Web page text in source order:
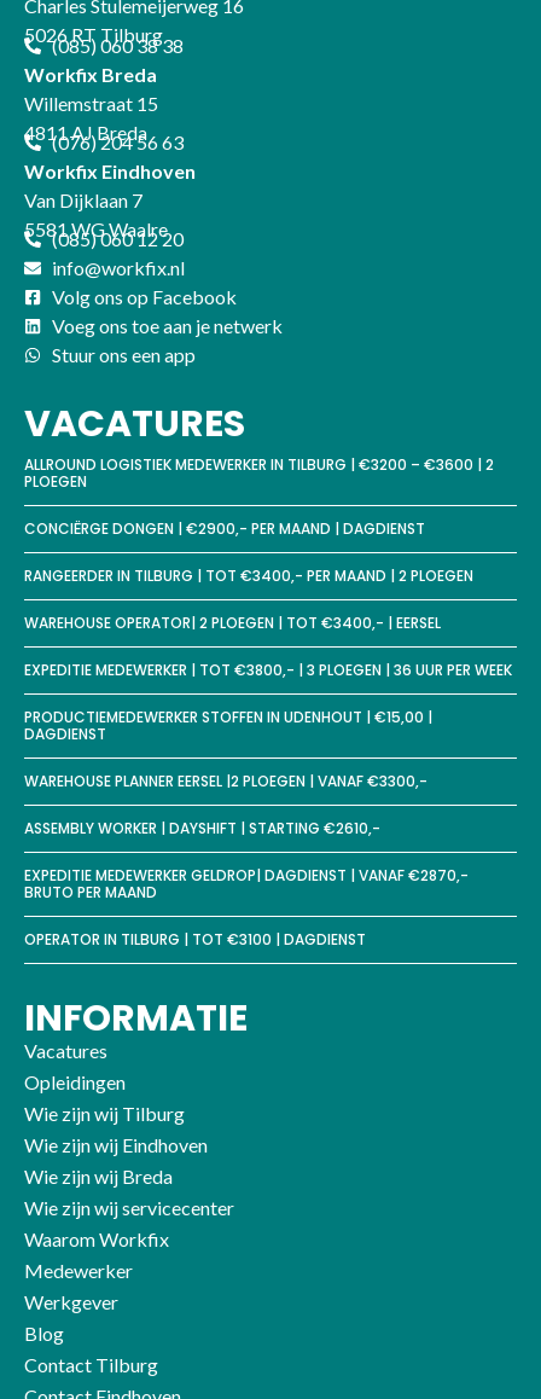
m
e
r
v
e
r
p
l
i
c
h
t
)
Charles Stulemeijerweg 16
5026 RT Tilburg
(085) 060 38 38
Workfix Breda
Willemstraat 15
4811 AJ Breda
(076) 204 56 63
Workfix Eindhoven
Van Dijklaan 7
5581 WG Waalre
(085) 060 12 20
info@workfix.nl
Volg ons op Facebook
Voeg ons toe aan je netwerk
Stuur ons een app
VACATURES
ALLROUND LOGISTIEK MEDEWERKER IN TILBURG | €3200 – €3600 | 2
PLOEGEN
CONCIËRGE DONGEN | €2900,- PER MAAND | DAGDIENST
RANGEERDER IN TILBURG | TOT €3400,- PER MAAND | 2 PLOEGEN
WAREHOUSE OPERATOR| 2 PLOEGEN | TOT €3400,- | EERSEL
EXPEDITIE MEDEWERKER | TOT €3800,- | 3 PLOEGEN | 36 UUR PER WEEK
PRODUCTIEMEDEWERKER STOFFEN IN UDENHOUT | €15,00 |
DAGDIENST
WAREHOUSE PLANNER EERSEL |2 PLOEGEN | VANAF €3300,-
ASSEMBLY WORKER | DAYSHIFT | STARTING €2610,-
EXPEDITIE MEDEWERKER GELDROP| DAGDIENST | VANAF €2870,-
BRUTO PER MAAND
OPERATOR IN TILBURG | TOT €3100 | DAGDIENST
INFORMATIE
Vacatures
Opleidingen
Wie zijn wij Tilburg
Wie zijn wij Eindhoven
Wie zijn wij Breda
Wie zijn wij servicecenter
Waarom Workfix
Medewerker
Werkgever
Blog
Contact Tilburg